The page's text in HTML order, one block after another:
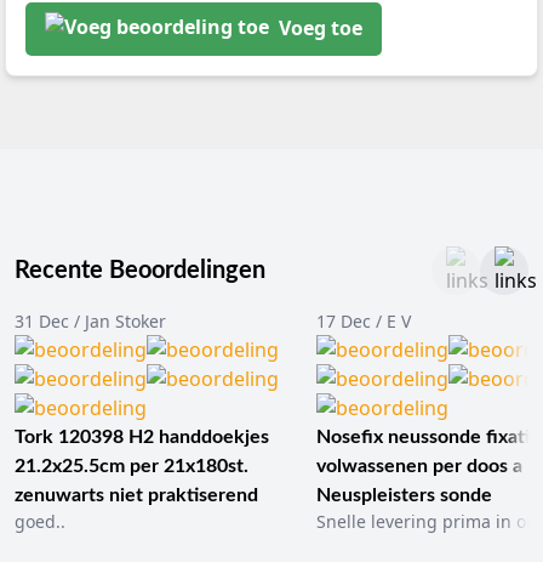
Voeg toe
Recente Beoordelingen
31 Dec / Jan Stoker
Tork 120398 H2 handdoekjes
21.2x25.5cm per 21x180st.
zenuwarts niet praktiserend
goed..
17 Dec / E V
Nosefix neussonde
volwassenen per doos a
Neuspleisters sonde
Snelle levering prima in